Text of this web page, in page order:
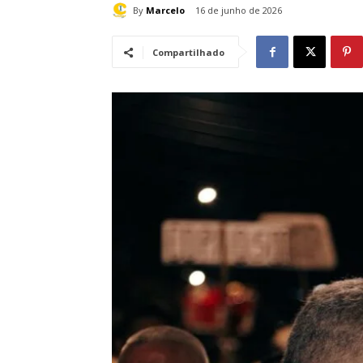
By Marcelo 16 de junho de 2026
Compartilhado